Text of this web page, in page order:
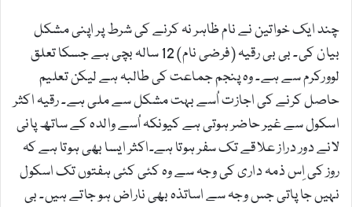
چند ایک خواتین نے نام ظاہر نہ کرنے کی شرط پر اپنی مشکل
بیان کی۔ بی بی رقیہ (فرضی نام) 12 سالہ بچی ہے جسکا تعلق
لوورکرم سے ہے۔ وہ پنجم جماعت کی طالبہ ہے لیکن تعلیم
حاصل کرنے کی اجازت اُسے بہت مشکل سے ملی ہے۔ رقیہ اکثر
اسکول سے غیر حاضر ہوتی ہے کیونکہ اُسے والدہ کے ساتھ پانی
لانے دور دراز علاقے تک سفر ہوتا ہے۔اکثر ایسا بھی ہوتا ہے کہ
روز کی اِس ذمہ داری کی وجہ سے وہ کئی کئی ہفتوں تک اسکول
نہیں جا پاتی جس وجہ سے اساتذہ بھی ناراض ہو جاتے ہیں۔ بی